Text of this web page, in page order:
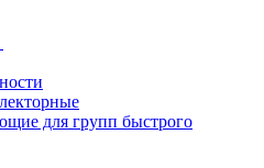
для групп быстрого